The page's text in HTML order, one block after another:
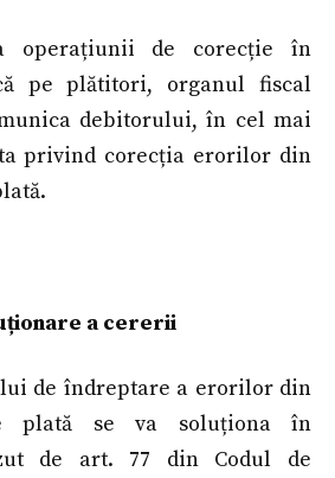
operațiunii de corecție în
pe plătitori, organul fiscal
debitorului, în cel mai
privind corecția erorilor din
a cererii
de îndreptare a erorilor din
plată se va soluționa în
de art. 77 din Codul de